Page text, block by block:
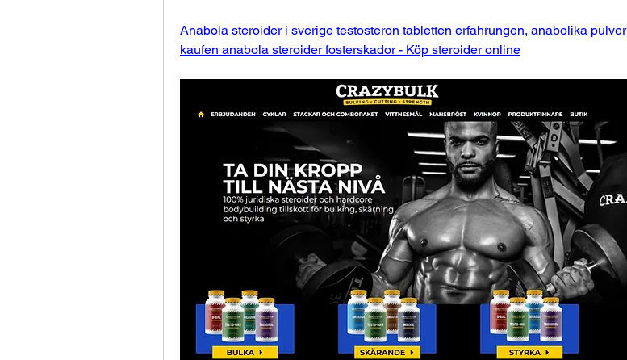
Anabola steroider i sverige testosteron tabletten erfahrungen, anabolika pulver
kaufen anabola steroider fosterskador - Köp steroider online